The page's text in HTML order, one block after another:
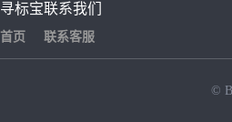
寻标宝
首页
联系我们
联系客服
©